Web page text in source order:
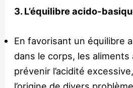
3. L’équilibre acido-
En favorisant un équilibre
dans le corps, les aliments
prévenir l’acidité